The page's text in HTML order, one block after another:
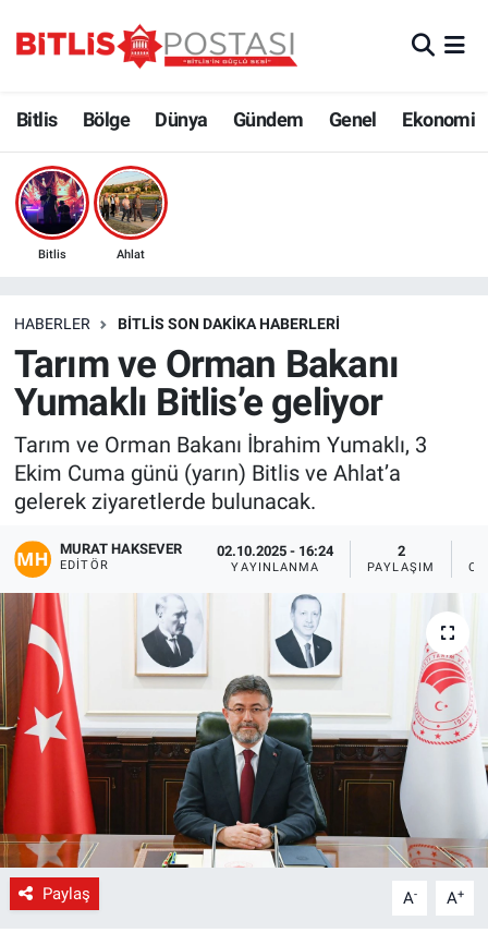
Bitlis Bölge Dünya Gündem Genel Ekonomi
Bitlis Ahlat
HABERLER BITLIS SON DAKIKA HABERLERI
Tarım ve Orman Bakanı
Yumaklı Bitlis’e geliyor
Tarım ve Orman Bakanı İbrahim Yumaklı, 3
Ekim Cuma günü (yarın) Bitlis ve Ahlat’a
gelerek ziyaretlerde bulunacak.
MURAT HAKSEVER
EDITÖR
02.10.2025 - 16:24
YAYINLANMA
2
PAYLAŞIM
Paylaş A- A+
Bölge
Çevre
Eğitim
Ekonomi
Genel
Magazin
Politika
Resmi İlanlar
Sağlık
Siyaset
Spor
Bitlis Trafik Yoğunluk Haritası
Süper Lig Puan Durumu ve Fikstür
Son Dakika Haberleri
Haber Arşivi